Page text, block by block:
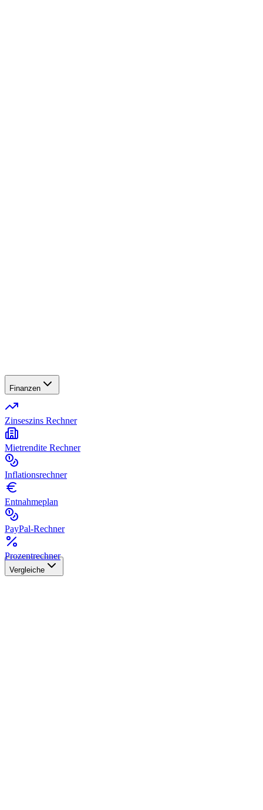
Finanzen
Zinseszins Rechner
Mietrendite Rechner
Inflationsrechner
Entnahmeplan
PayPal-Rechner
Prozentrechner
Vergleiche